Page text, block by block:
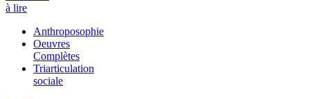
à lire
Anthroposophie
Oeuvres
Complètes
Triarticulation
sociale